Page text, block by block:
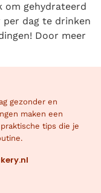
om gehydrateerd
dag te drinken
Door meer
gezonder en
maken een
tips die je